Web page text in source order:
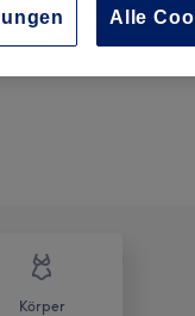
Facial (ohne
anzeigen
Körper
Alle